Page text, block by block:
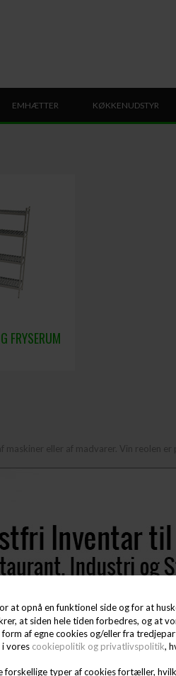
at opnå en funktionel side og for at
at siden hele tiden forbedres, og at
af egne cookies og/eller fra
i vores cookiepolitik og privatlivspolitik,
typer af cookies fortæller,
EMHÆTTER KØKKENUDSTYR
FRYSERUM
eller af madvarer. Vin reolen